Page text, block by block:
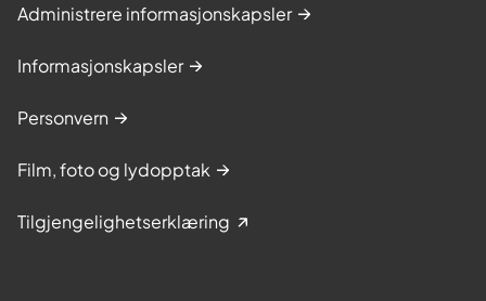
Administrere informasjonskapsler
Informasjonskapsler
Personvern
Film, foto og lydopptak
Tilgjengelighetserklæring